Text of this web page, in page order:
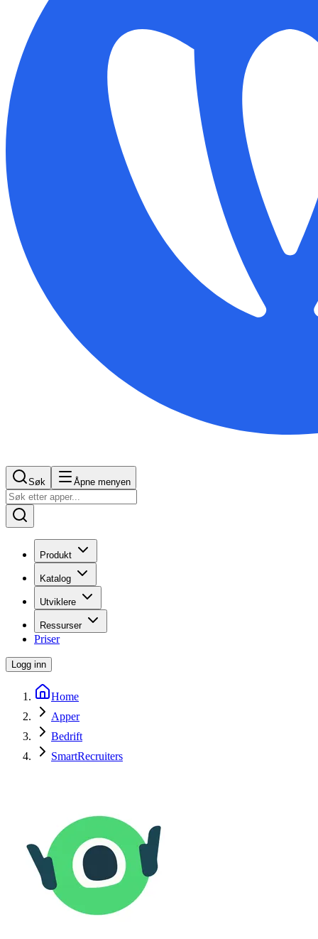
Søk Åpne menyen
Produkt
Katalog
Utviklere
Ressurser
Priser
Logg inn
Home
Apper
Bedrift
SmartRecruiters